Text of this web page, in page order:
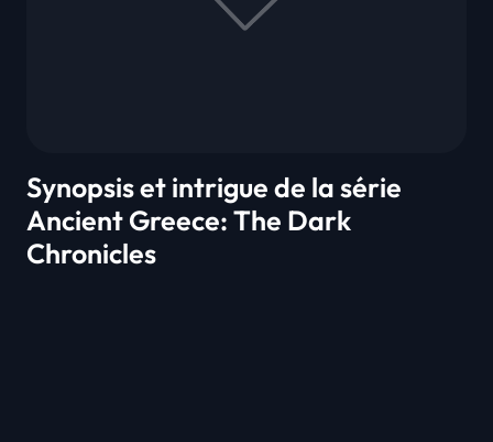
Synopsis et intrigue de la série
Ancient Greece: The Dark
Chronicles